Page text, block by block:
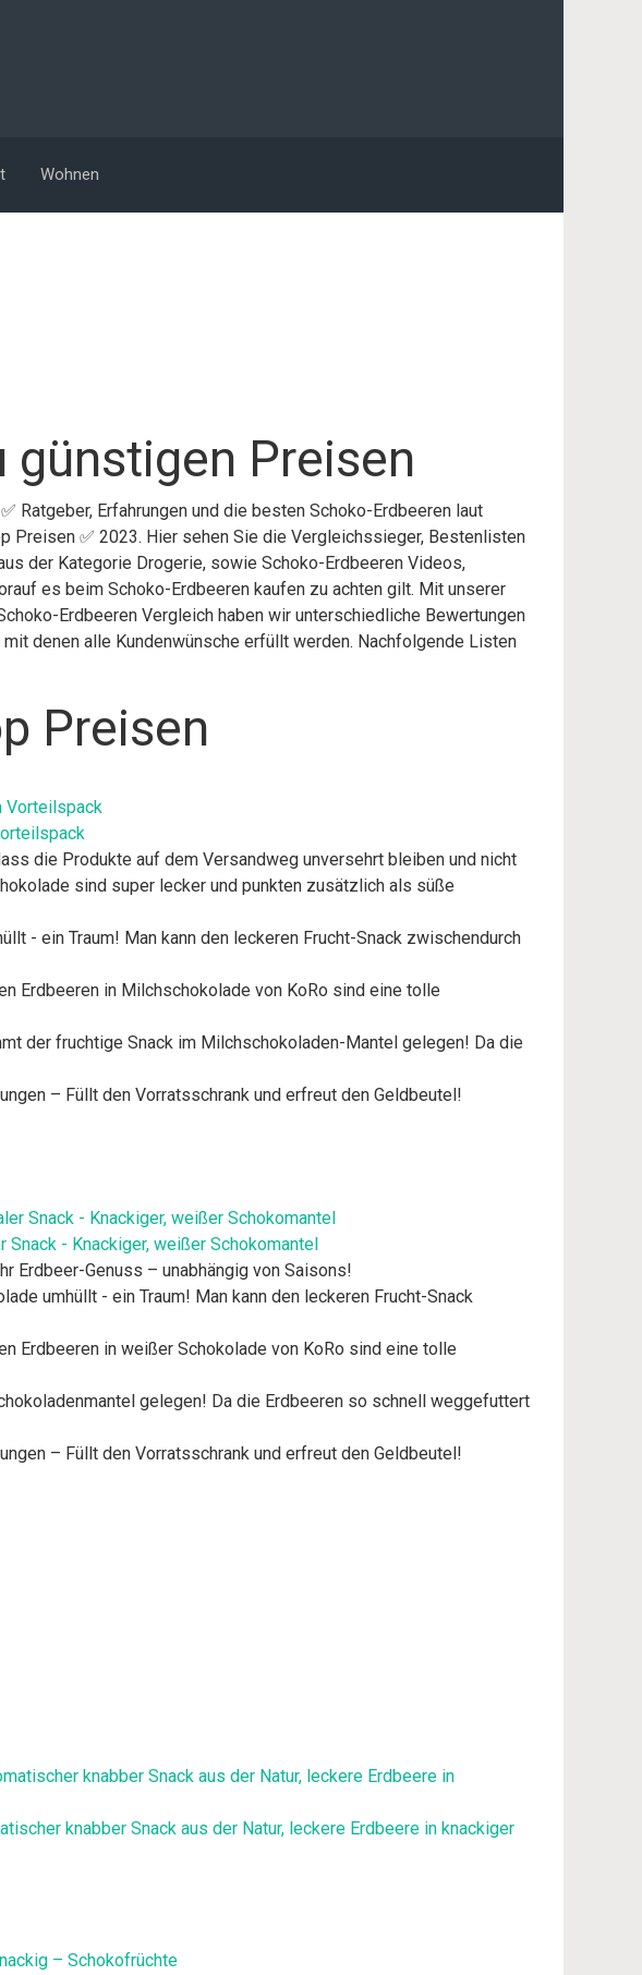
Wohnen
günstigen Preisen
Erfahrungen und die besten Schoko-Erdbeeren laut
✅ 2023. Hier sehen Sie die Vergleichssieger, Bestenlisten
der Kategorie Drogerie, sowie Schoko-Erdbeeren Videos,
es beim Schoko-Erdbeeren kaufen zu achten gilt. Mit unserer
Erdbeeren Vergleich haben wir unterschiedliche Bewertungen
denen alle Kundenwünsche erfüllt werden. Nachfolgende Listen
Preisen
die Produkte auf dem Versandweg unversehrt bleiben und nicht
sind super lecker und punkten zusätzlich als süße
- ein Traum! Man kann den leckeren Frucht-Snack zwischendurch
Erdbeeren in Milchschokolade von KoRo sind eine tolle
der fruchtige Snack im Milchschokoladen-Mantel gelegen! Da die
– Füllt den Vorratsschrank und erfreut den Geldbeutel!
- Knackiger, weißer Schokomantel
Erdbeer-Genuss – unabhängig von Saisons!
umhüllt - ein Traum! Man kann den leckeren Frucht-Snack
Erdbeeren in weißer Schokolade von KoRo sind eine tolle
gelegen! Da die Erdbeeren so schnell weggefuttert
– Füllt den Vorratsschrank und erfreut den Geldbeutel!
knabber Snack aus der Natur, leckere Erdbeere in knackiger